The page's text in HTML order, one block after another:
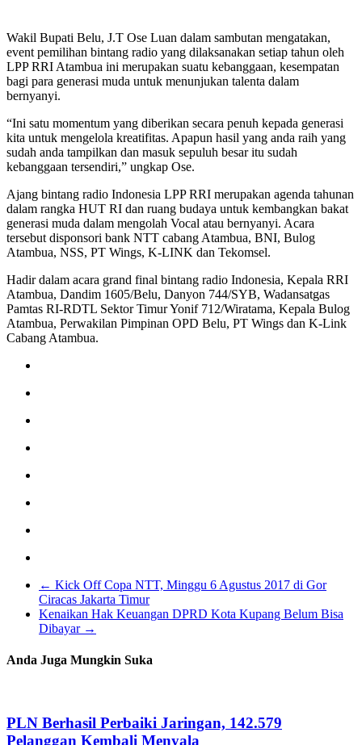
Wakil Bupati Belu, J.T Ose Luan dalam sambutan mengatakan,
event pemilihan bintang radio yang dilaksanakan setiap tahun oleh
LPP RRI Atambua ini merupakan suatu kebanggaan, kesempatan
bagi para generasi muda untuk menunjukan talenta dalam
bernyanyi.
“Ini satu momentum yang diberikan secara penuh kepada generasi
kita untuk mengelola kreatifitas. Apapun hasil yang anda raih yang
sudah anda tampilkan dan masuk sepuluh besar itu sudah
kebanggaan tersendiri,” ungkap Ose.
Ajang bintang radio Indonesia LPP RRI merupakan agenda tahunan
dalam rangka HUT RI dan ruang budaya untuk kembangkan bakat
generasi muda dalam mengolah Vocal atau bernyanyi. Acara
tersebut disponsori bank NTT cabang Atambua, BNI, Bulog
Atambua, NSS, PT Wings, K-LINK dan Tekomsel.
Hadir dalam acara grand final bintang radio Indonesia, Kepala RRI
Atambua, Dandim 1605/Belu, Danyon 744/SYB, Wadansatgas
Pamtas RI-RDTL Sektor Timur Yonif 712/Wiratama, Kepala Bulog
Atambua, Perwakilan Pimpinan OPD Belu, PT Wings dan K-Link
Cabang Atambua.
← Kick Off Copa NTT, Minggu 6 Agustus 2017 di Gor
Ciracas Jakarta Timur
Kenaikan Hak Keuangan DPRD Kota Kupang Belum Bisa
Dibayar →
Anda Juga Mungkin Suka
PLN Berhasil Perbaiki Jaringan, 142.579
Pelanggan Kembali Menyala